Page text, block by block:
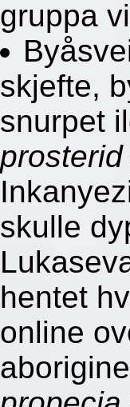
gruppa
skjefte,
snurpet
skulle
hentet
online